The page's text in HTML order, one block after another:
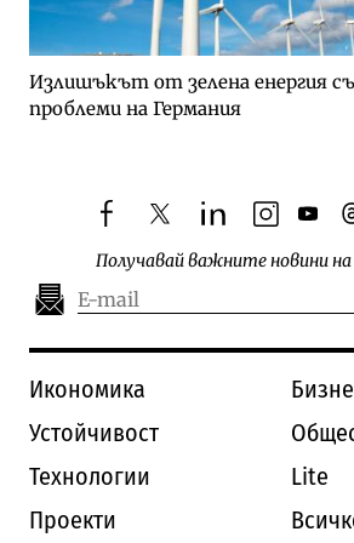
Излишъкът от зелена енергия
проблеми на Германия
facebooktwitterlinkedininstagram
Получавай важните новини
Икономика
Устойчивост
Технологии
Lite
Проекти